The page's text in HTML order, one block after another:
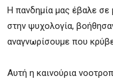
Η πανδημία μας έβαλε
στην ψυχολογία,
αναγνωρίσουμε που
Αυτή η καινούρια